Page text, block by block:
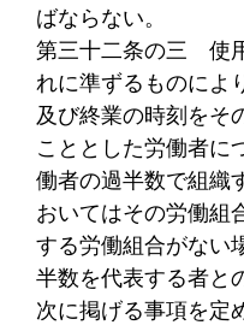
ばならない。
第三十二条の三 使
れに準ずるものによ
及び終業の時刻をそ
こととした労働者に
働者の過半数で組織
おいてはその労働組
する労働組合がない
半数を代表する者と
次に掲げる事項を定